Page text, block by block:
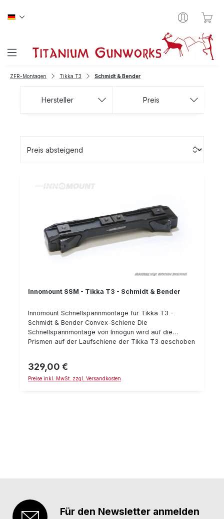
ZFR-Montagen Tikka T3 Schmidt & Bender
Hersteller Preis
Innomount SSM - Tikka T3 - Schmidt & Bender
Innomount Schnellspannmontage für Tikka T3 -
Schmidt & Bender Convex-Schiene Die
Schnellspannmontage von Innogun wird auf die
Prismen auf der Laufschiene der Tikka T3 geschoben
Montage eignet sich für die Schmidt & Bender
Convex-Schiene. Details: Klemmhebel mit Sicherung
Regulärer Preis:
329,00 €
Preise inkl. MwSt. zzgl. Versandkosten
Für den Newsletter anmelden